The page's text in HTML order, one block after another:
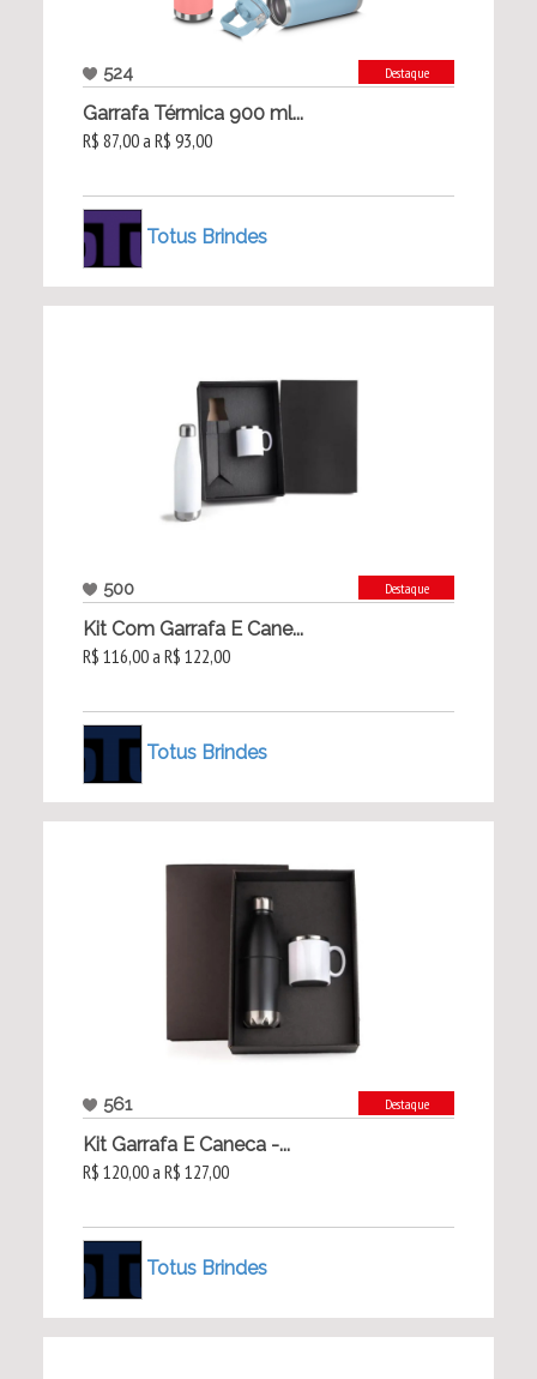
524 Destaque
Garrafa Térmica 900 ml...
R$ 87,00 a R$ 93,00
Totus Brindes
500 Destaque
Kit Com Garrafa E Cane...
R$ 116,00 a R$ 122,00
Totus Brindes
561 Destaque
Kit Garrafa E Caneca -...
R$ 120,00 a R$ 127,00
Totus Brindes